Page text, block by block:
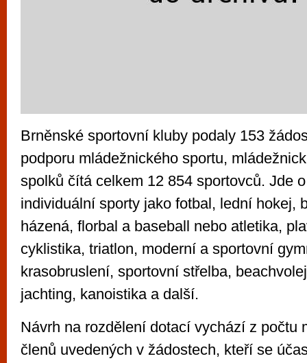
Brněnské sportovní kluby podaly 153
podporu mládežnického sportu,
spolků čítá celkem 12 854 sportovců. Jde
individuální sporty jako fotbal, lední hokej,
házená, florbal a baseball nebo atletika,
cyklistika, triatlon, moderní a sportovní
krasobruslení, sportovní střelba,
jachting, kanoistika a další.
Návrh na rozdělení dotací vychází z počtu
členů uvedených v žádostech, kteří se